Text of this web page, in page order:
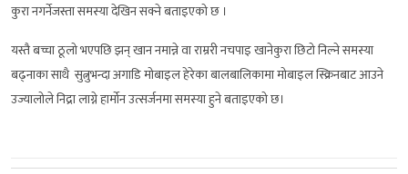
कुरा नगर्नेजस्ता समस्या देखिन सक्ने बताइएको छ ।
यस्तै बच्चा ठूलो भएपछि झन् खान नमान्ने वा राम्ररी नचपाइ खानेकुरा छिटो निल्ने समस्या
बढ्नाका साथै सुत्नुभन्दा अगाडि मोबाइल हेरेका बालबालिकामा मोबाइल स्क्रिनबाट आउने
उज्यालोले निद्रा लाग्ने हार्मोन उत्सर्जनमा समस्या हुने बताइएको छ।